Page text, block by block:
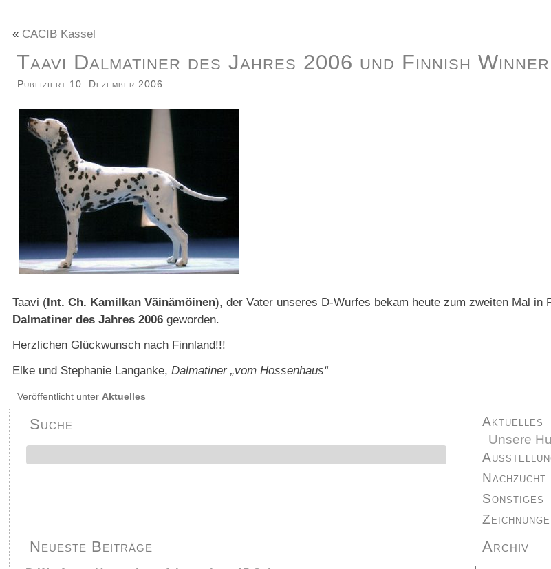
« CACIB Kassel
Taavi Dalmatiner des Jahres 2006 und Finnish
Publiziert 10. Dezember 2006
Taavi (Int. Ch. Kamilkan Väinämöinen), der Vater unseres D-Wurfes bekam heute zum zweiten Mal in
Dalmatiner des Jahres 2006 geworden.
Herzlichen Glückwunsch nach Finnland!!!
Elke und Stephanie Langanke,Dalmatiner „vom Hossenhaus“
Veröffentlicht unter Aktuelles
Suche
Aktuelles
Unsere
Nachzucht
Sonstiges
Neueste Beiträge Archiv